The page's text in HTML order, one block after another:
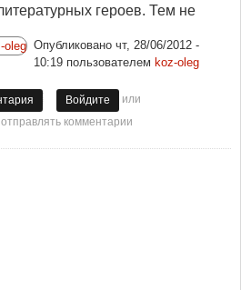
героев. Тем не
Опубликовано чт, 28/06/2012 -
10:19пользователем koz-oleg
вымирание деревни?
Войдите
или
комментарии